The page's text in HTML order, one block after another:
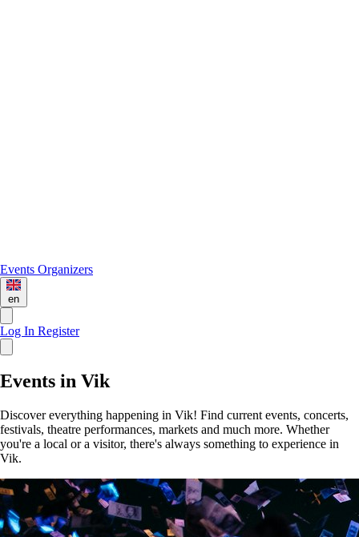
Events Organizers
en
Log In Register
Events in Vik
Discover everything happening in Vik! Find current events, concerts,
festivals, theatre performances, markets and much more. Whether
you're a local or a visitor, there's always something to experience in
Vik.